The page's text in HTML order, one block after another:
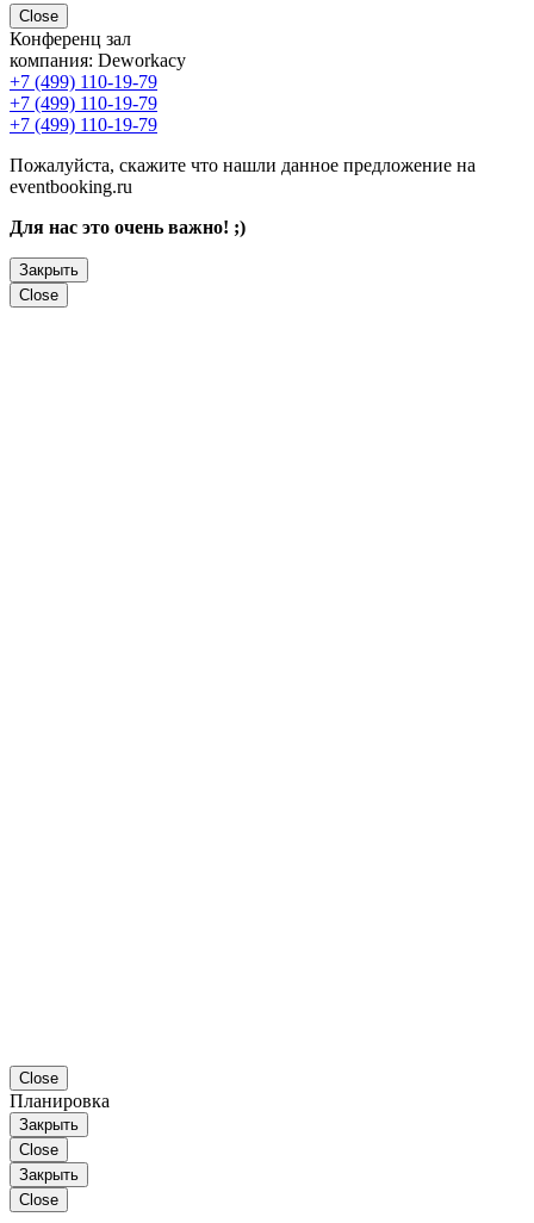
Close
Конференц зал
компания: Deworkacy
+7 (499) 110-19-79
+7 (499) 110-19-79
+7 (499) 110-19-79
Пожалуйста, скажите что нашли данное предложение на
eventbooking.ru
Для нас это очень важно! ;)
Закрыть
Close
Close
Планировка
Закрыть
Close
Закрыть
Close